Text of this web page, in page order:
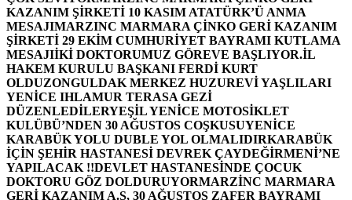
KAZANIM ŞİRKETİ 10 KASIM ATATÜRK’Ü ANMA
MESAJIMARZINC MARMARA ÇİNKO GERİ KAZANIM
ŞİRKETİ 29 EKİM CUMHURİYET BAYRAMI KUTLAMA
MESAJIİKİ DOKTORUMUZ GÖREVE BAŞLIYOR.İL
HAKEM KURULU BAŞKANI FERDİ KURT
OLDUZONGULDAK MERKEZ HUZUREVİ YAŞLILARI
YENİCE IHLAMUR TERASA GEZİ
DÜZENLEDİLERYEŞİL YENİCE MOTOSİKLET
KULÜBÜ’NDEN 30 AĞUSTOS COŞKUSUYENİCE
KARABÜK YOLU DUBLE YOL OLMALIDIRKARABÜK
İÇİN ŞEHİR HASTANESİ DEVREK ÇAYDEĞİRMENİ’NE
YAPILACAK !!DEVLET HASTANESİNDE ÇOCUK
DOKTORU GÖZ DOLDURUYORMARZİNC MARMARA
GERİ KAZANIM A.Ş, 30 AĞUSTOS ZAFER BAYRAMI